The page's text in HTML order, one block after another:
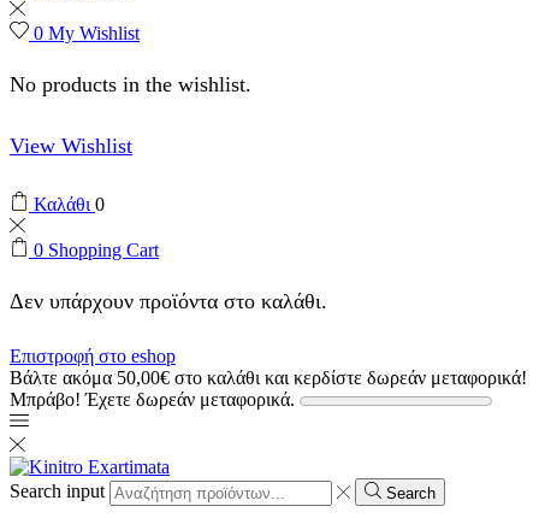
0 My Wishlist
No products in the wishlist.
View Wishlist
Καλάθι 0
0 Shopping Cart
Δεν υπάρχουν προϊόντα στο καλάθι.
Επιστροφή στο eshop
Βάλτε ακόμα 50,00€ στο καλάθι και κερδίστε δωρεάν μεταφορικά!
Μπράβο! Έχετε δωρεάν μεταφορικά.
Search input Search